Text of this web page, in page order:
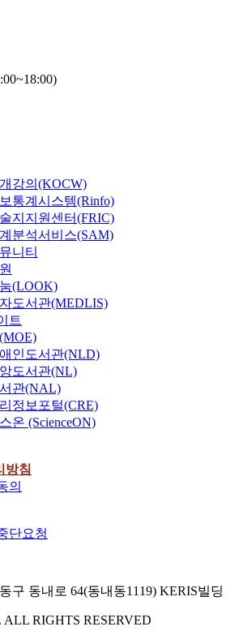
강의(KOCW)
통계시스템(Rinfo)
지지원센터(FRIC)
분석서비스(SAM)
니티
(LOOK)
도서관(MEDLIS)
트
인도서관(NLD)
도서관(NL)
관(NAL)
정보포털(CRE)
온 (ScienceON)
방침
의
단요청
구 동내로 64(동내동1119) KERIS빌딩
RIGHTS RESERVED